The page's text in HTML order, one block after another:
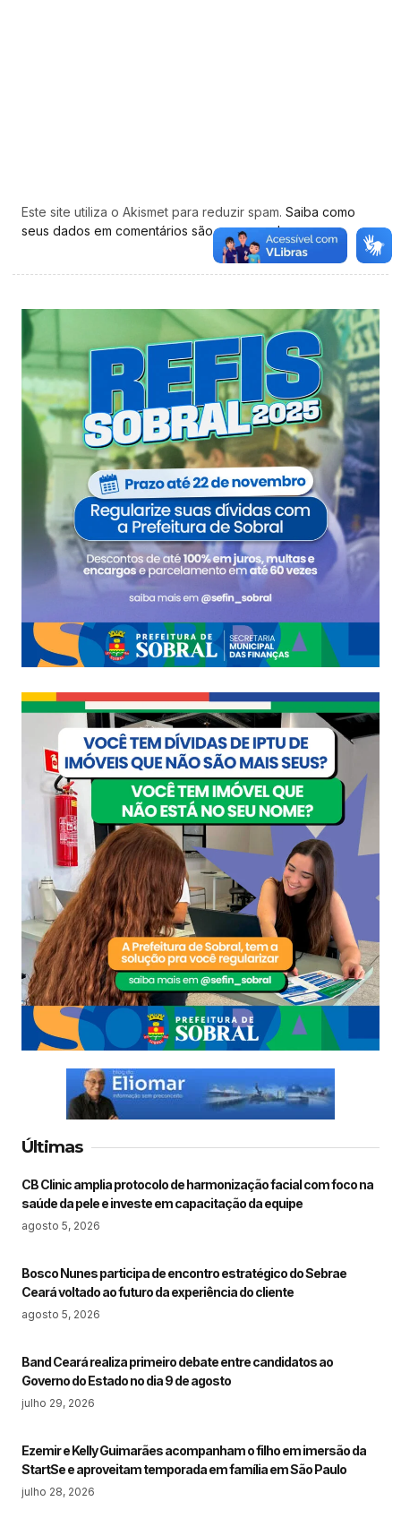
Este site utiliza o Akismet para reduzir spam. Saiba como
seus dados em comentários são processados.
Últimas
CB Clinic amplia protocolo de harmonização facial com foco na
saúde da pele e investe em capacitação da equipe
agosto 5, 2026
Bosco Nunes participa de encontro estratégico do Sebrae
Ceará voltado ao futuro da experiência do cliente
agosto 5, 2026
Band Ceará realiza primeiro debate entre candidatos ao
Governo do Estado no dia 9 de agosto
julho 29, 2026
Ezemir e Kelly Guimarães acompanham o filho em imersão da
StartSe e aproveitam temporada em família em São Paulo
julho 28, 2026